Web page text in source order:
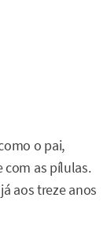
o pai,
com as pílulas.
aos treze anos